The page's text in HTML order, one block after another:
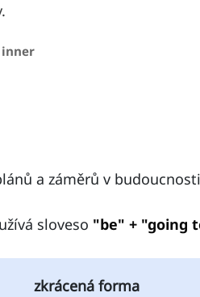
a záměrů v
sloveso "be" + "going
zkrácená forma